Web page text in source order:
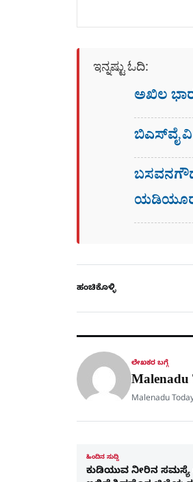
ಇನ್ನಷ್ಟು ಓದಿ:
ಅಖಿಲ
ಬಿಎಸ್​ವೈ
ಹಂಚಿಕೊಳ್ಳಿ
ಲೇಖಕರ ಬಗ್ಗೆ
Malenadu
Malenadu
ಹಿಂದಿನ ಸುದ್ದಿ
ಕುಡಿಯುವ ನೀರಿನ ಸಮಸ್ಯೆ